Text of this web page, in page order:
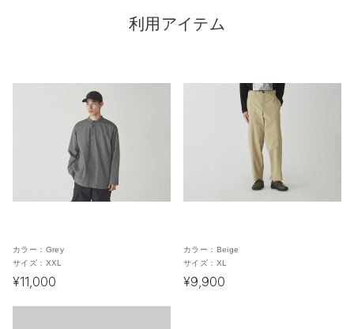
利用アイテム
カラー： Grey
サイズ： XXL
¥11,000
カラー： Beige
サイズ： XL
¥9,900